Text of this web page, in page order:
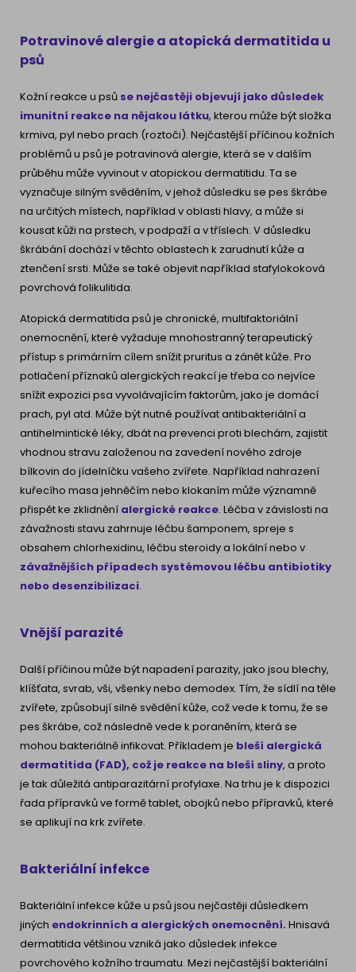
Potravinové alergie a atopická dermatitida u
psů
Kožní reakce u psů se nejčastěji objevují jako důsledek
imunitní reakce na nějakou látku, kterou může být složka
krmiva, pyl nebo prach (roztoči). Nejčastější příčinou kožních
problémů u psů je potravinová alergie, která se v dalším
průběhu může vyvinout v atopickou dermatitidu. Ta se
vyznačuje silným svěděním, v jehož důsledku se pes škrábe
na určitých místech, například v oblasti hlavy, a může si
kousat kůži na prstech, v podpaží a v tříslech. V důsledku
škrábání dochází v těchto oblastech k zarudnutí kůže a
ztenčení srsti. Může se také objevit například stafylokoková
povrchová folikulitida.
Atopická dermatitida psů je chronické, multifaktoriální
onemocnění, které vyžaduje mnohostranný terapeutický
přístup s primárním cílem snížit pruritus a zánět kůže. Pro
potlačení příznaků alergických reakcí je třeba co nejvíce
snížit expozici psa vyvolávajícím faktorům, jako je domácí
prach, pyl atd. Může být nutné používat antibakteriální a
antihelmintické léky, dbát na prevenci proti blechám, zajistit
vhodnou stravu založenou na zavedení nového zdroje
bílkovin do jídelníčku vašeho zvířete. Například nahrazení
kuřecího masa jehněčím nebo klokaním může významně
přispět ke zklidnění alergické reakce. Léčba v závislosti na
závažnosti stavu zahrnuje léčbu šamponem, spreje s
obsahem chlorhexidinu, léčbu steroidy a lokální nebo v
závažnějších případech systémovou léčbu antibiotiky
nebo desenzibilizaci.
Vnější parazité
Další příčinou může být napadení parazity, jako jsou blechy,
klíšťata, svrab, vši, všenky nebo demodex. Tím, že sídlí na těle
zvířete, způsobují silné svědění kůže, což vede k tomu, že se
pes škrábe, což následně vede k poraněním, která se
mohou bakteriálně infikovat. Příkladem je bleší alergická
dermatitida (FAD), což je reakce na bleší sliny, a proto
je tak důležitá antiparazitární profylaxe. Na trhu je k dispozici
řada přípravků ve formě tablet, obojků nebo přípravků, které
se aplikují na krk zvířete.
Bakteriální infekce
Bakteriální infekce kůže u psů jsou nejčastěji důsledkem
jiných endokrinních a alergických onemocnění. Hnisavá
dermatitida většinou vzniká jako důsledek infekce
povrchového kožního traumatu. Mezi nejčastější bakteriální